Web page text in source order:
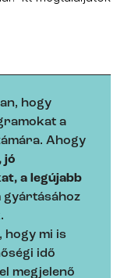
hogy
a
Ahogy
jó
a legújabb
gyártásához
hogy mi is
idő
megjelenő